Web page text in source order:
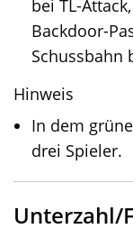
bei TL-
Backdoor-
Schussbahn
Hinweis
In dem
drei Spieler.
Unterzahl/